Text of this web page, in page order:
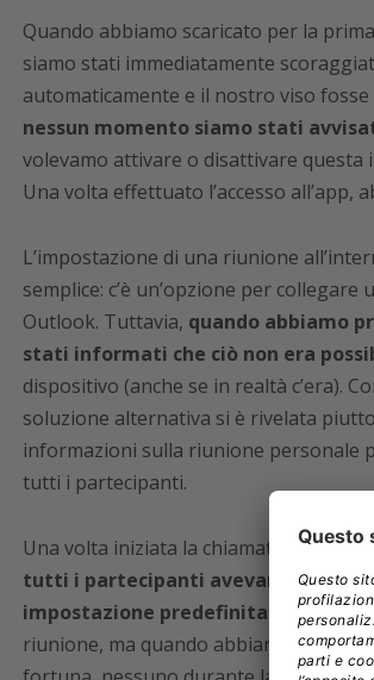
Quando abbiamo scaricato per la
siamo stati immediatamente
automaticamente e il nostro viso
nessun momento siamo stati
volevamo attivare o disattivare questa
Una volta effettuato l’accesso
L’impostazione di una riunione
semplice: c’è un’opzione per
Outlook. Tuttavia, quando abbiamo
stati informati che ciò non era
dispositivo (anche se in realtà c’era).
soluzione alternativa si è rivelata
informazioni sulla riunione personale
tutti i partecipanti.
Una volta iniziata la chiamata,
tutti i partecipanti avevano le
impostazione predefinita.
L’host
riunione, ma quando abbiamo